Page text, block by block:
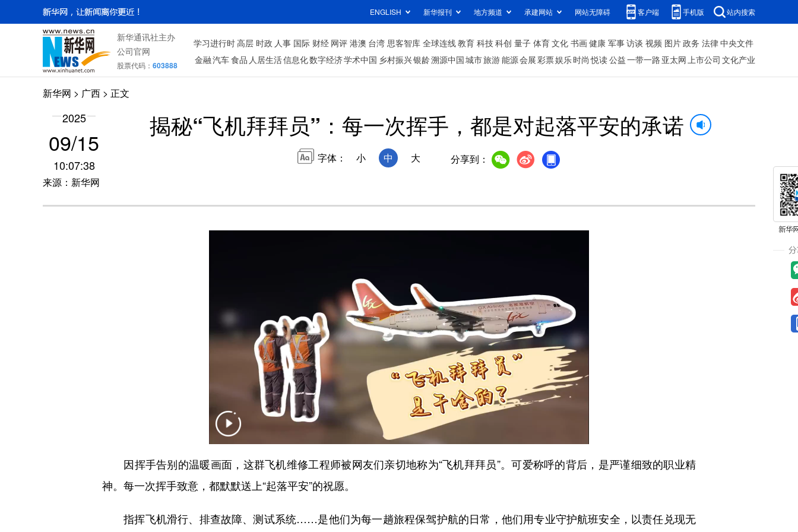
ENGLISH 新华报刊 地方频道 承建网站 网站无障碍 客户端 手机版 站内搜索
新华通讯社主办
公司官网
股票代码： 603888
学习进行时高层 时政 人事 国际 财经 网评 港澳 台湾 思客智库 全球连线教育 科技科创 量子 体育文化 书画健康 军事访谈 视频 图片政务 法律中央文件
金融汽车食品 人居生活信息化数字经济学术中国 乡村振兴银龄溯源中国城市旅游能源会展彩票娱乐时尚 悦读公益一带一路 亚太网上市公司 文化产业
新华网 > 广西 > 正文
2025
09/15
10:07:38
来源：新华网
揭秘“飞机拜拜员”：每一次挥手，都是对起落平安的承诺
字体： 小 中 大 分享到：
因挥手告别的温暖画面，这群飞机维修工程师被网友们亲切地称为“飞机拜拜员”。可爱称呼的背后，是严谨细致的职业精
神。每一次挥手致意，都默默送上“起落平安”的祝愿。
指挥飞机滑行、排查故障、测试系统……是他们为每一趟旅程保驾护航的日常，他们用专业守护航班安全，以责任兑现无